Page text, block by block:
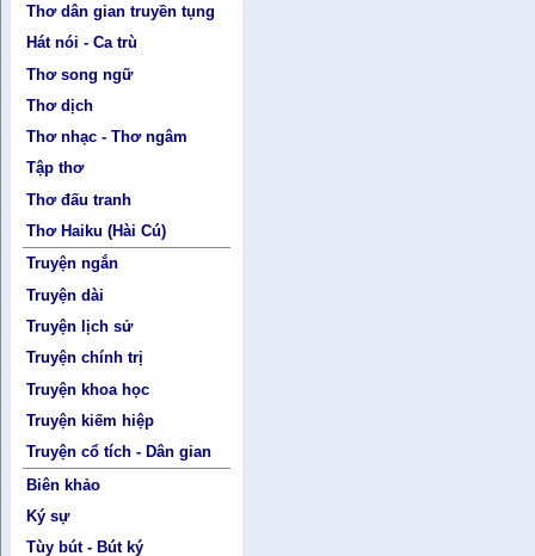
Thơ dân gian truyền tụng
Hát nói - Ca trù
Thơ song ngữ
Thơ dịch
Thơ nhạc - Thơ ngâm
Tập thơ
Thơ đấu tranh
Thơ Haiku (Hài Cú)
Truyện ngắn
Truyện dài
Truyện lịch sử
Truyện chính trị
Truyện khoa học
Truyện kiếm hiệp
Truyện cổ tích - Dân gian
Biên khảo
Ký sự
Tùy bút - Bút ký